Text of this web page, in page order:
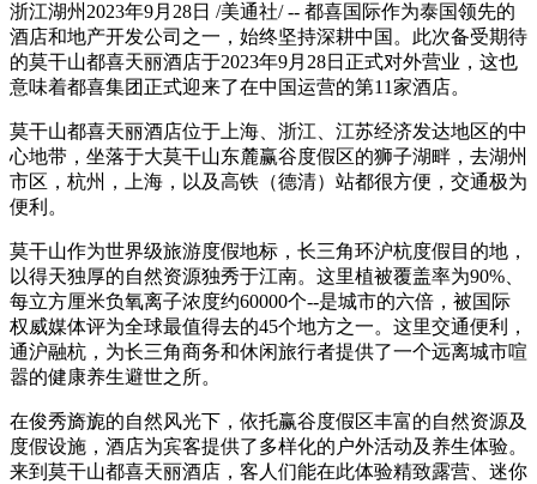
浙江湖州 2023年9月28日 /美通社/ -- 都喜国际作为泰国领先的
酒店和地产开发公司之一，始终坚持深耕中国。此次备受期待
的莫干山都喜天丽酒店于2023年9月28日正式对外营业，这也
意味着都喜集团正式迎来了在中国运营的第11家酒店。
莫干山都喜天丽酒店位于上海、浙江、江苏经济发达地区的中
心地带，坐落于大莫干山东麓赢谷度假区的狮子湖畔，去湖州
市区，杭州，上海，以及高铁（德清）站都很方便，交通极为
便利。
莫干山作为世界级旅游度假地标，长三角环沪杭度假目的地，
以得天独厚的自然资源独秀于江南。这里植被覆盖率为90%、
每立方厘米负氧离子浓度约60000个--是城市的六倍，被国际
权威媒体评为全球最值得去的45个地方之一。这里交通便利，
通沪融杭，为长三角商务和休闲旅行者提供了一个远离城市喧
嚣的健康养生避世之所。
在俊秀旖旎的自然风光下，依托赢谷度假区丰富的自然资源及
度假设施，酒店为宾客提供了多样化的户外活动及养生体验。
来到莫干山都喜天丽酒店，客人们能在此体验精致露营、迷你